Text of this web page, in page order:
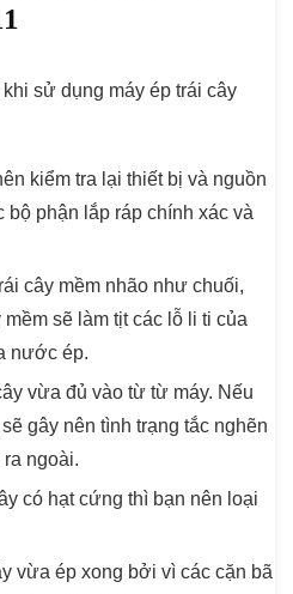
sử dụng máy ép trái cây
kiểm tra lại thiết bị và nguồn
bộ phận lắp ráp chính xác và
cây mềm nhão như chuối,
sẽ làm tịt các lỗ li ti của
nước ép.
vừa đủ vào từ từ máy. Nếu
gây nên tình trạng tắc nghẽn
ngoài.
có hạt cứng thì bạn nên loại
vừa ép xong bởi vì các cặn bã